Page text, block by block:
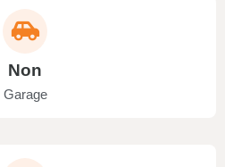
Non
Garage